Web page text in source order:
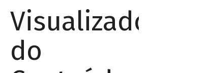
Visualizador
do